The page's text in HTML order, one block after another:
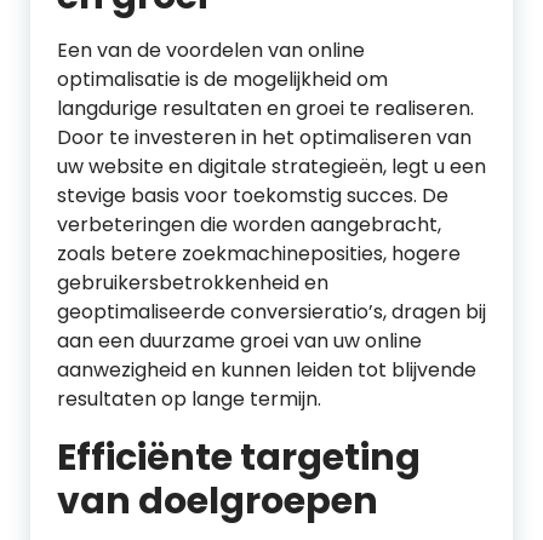
Een van de voordelen van online
optimalisatie is de mogelijkheid om
langdurige resultaten en groei te realiseren.
Door te investeren in het optimaliseren van
uw website en digitale strategieën, legt u een
stevige basis voor toekomstig succes. De
verbeteringen die worden aangebracht,
zoals betere zoekmachineposities, hogere
gebruikersbetrokkenheid en
geoptimaliseerde conversieratio’s, dragen bij
aan een duurzame groei van uw online
aanwezigheid en kunnen leiden tot blijvende
resultaten op lange termijn.
Efficiënte targeting
van doelgroepen